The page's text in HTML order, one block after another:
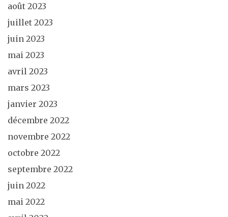
août 2023
juillet 2023
juin 2023
mai 2023
avril 2023
mars 2023
janvier 2023
décembre 2022
novembre 2022
octobre 2022
septembre 2022
juin 2022
mai 2022